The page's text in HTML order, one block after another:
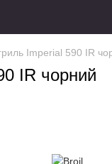
Imperial 590 IR
IR чорний